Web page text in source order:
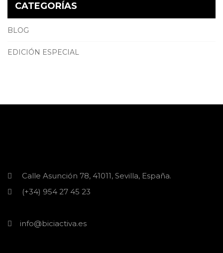
CATEGORÍAS
BLOG
EDICIÓN ESPECIAL
Calle Asunción 78, 41011, Sevilla, España.
(+34) 954 27 45 23
info@biciactiva.es